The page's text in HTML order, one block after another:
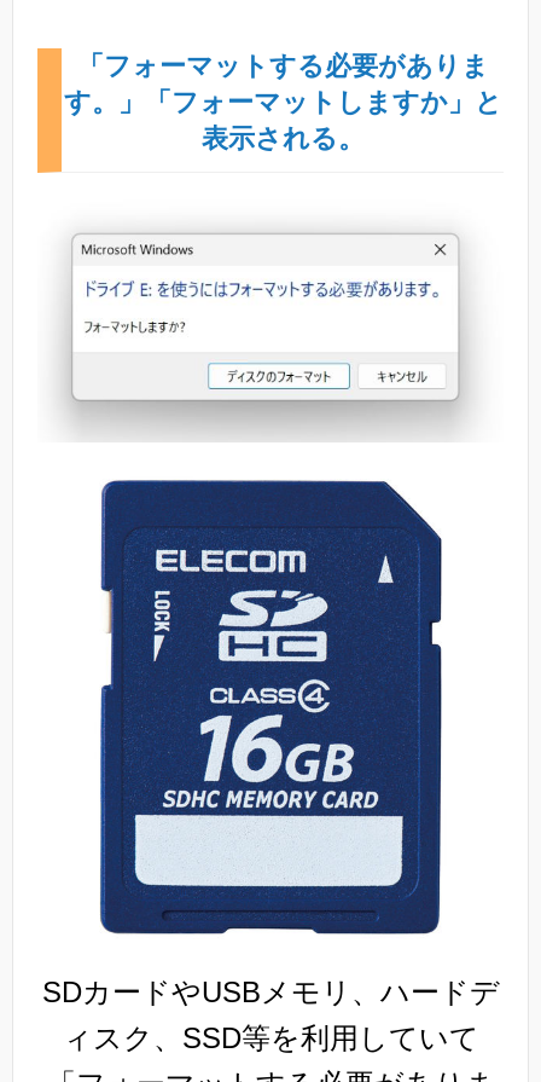
「フォーマットする必要がありま
す。」「フォーマットしますか」と
表示される。
SDカードやUSBメモリ、ハードデ
ィスク、SSD等を利用していて